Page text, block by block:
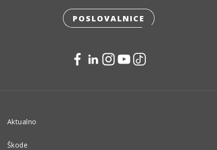
POSLOVALNICE
Aktualno
Škode